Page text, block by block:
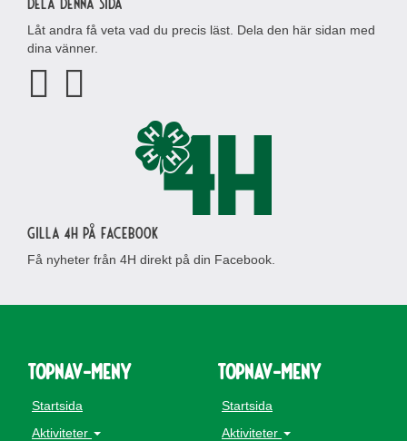
Låt andra få veta vad du precis läst. Dela den här sidan med
dina vänner.
Gilla 4H på Facebook
Få nyheter från 4H direkt på din Facebook.
topnav-meny
Startsida
Aktiviteter
topnav-meny
Startsida
Aktiviteter